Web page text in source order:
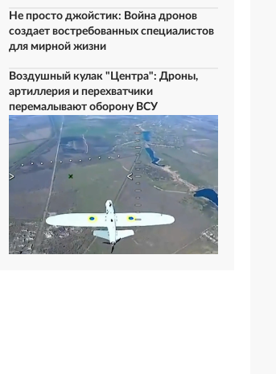
Не просто джойстик: Война дронов
создает востребованных специалистов
для мирной жизни
Воздушный кулак "Центра": Дроны,
артиллерия и перехватчики
перемалывают оборону ВСУ